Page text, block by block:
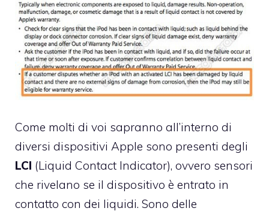
Come molti di voi sapranno all’interno di
diversi dispositivi Apple sono presenti degli
LCI (Liquid Contact Indicator), ovvero sensori
che rivelano se il dispositivo è entrato in
contatto con dei liquidi. Sono delle